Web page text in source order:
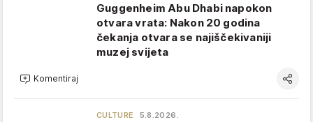
Guggenheim Abu Dhabi napokon
otvara vrata: Nakon 20 godina
čekanja otvara se najiščekivaniji
muzej svijeta
Komentiraj
CULTURE 5.8.2026.